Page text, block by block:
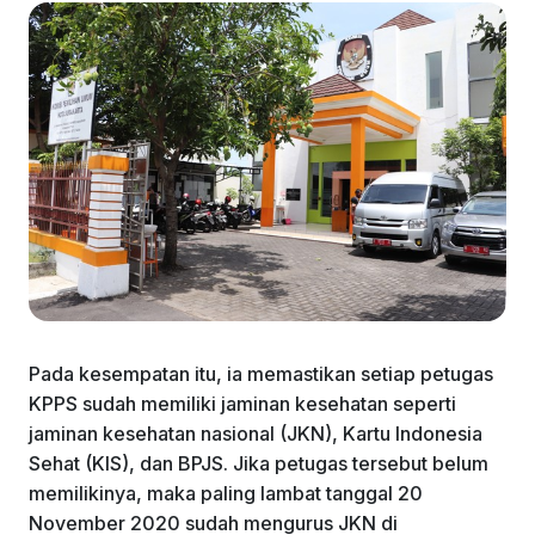
Pada kesempatan itu, ia memastikan setiap petugas
KPPS sudah memiliki jaminan kesehatan seperti
jaminan kesehatan nasional (JKN), Kartu Indonesia
Sehat (KIS), dan BPJS. Jika petugas tersebut belum
memilikinya, maka paling lambat tanggal 20
November 2020 sudah mengurus JKN di